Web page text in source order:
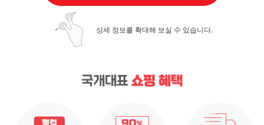
상세 정보를 확대해 보실 수 있습니다.